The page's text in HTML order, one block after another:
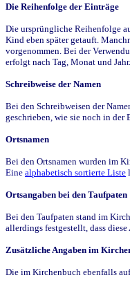
Die Reihenfolge der Einträge
Die ursprüngliche Reihenfolge
Kind eben später getauft.
vorgenommen. Bei der
erfolgt nach Tag, Monat und Jahr.
Schreibweise der Namen
Bei den Schreibweisen der
geschrieben, wie sie noch in der
Ortsnamen
Bei den Ortsnamen wurden im
Eine alphabetisch sortierte Liste
Ortsangaben bei den Taufpaten
Bei den Taufpaten stand im
allerdings festgestellt, dass
Zusätzliche Angaben im
Die im Kirchenbuch ebenfalls